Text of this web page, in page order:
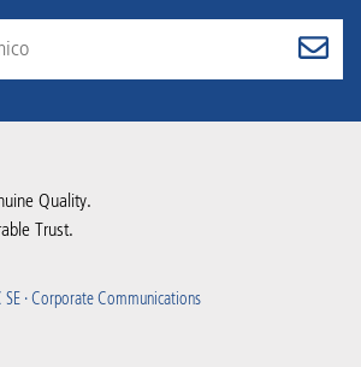
Quality.
Trust.
SE · Corporate Communications